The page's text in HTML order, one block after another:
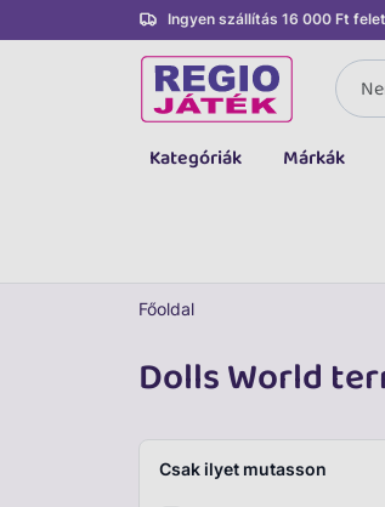
Ingyen szállítás 16 000 Ft
Kategóriák Márkák
Főoldal
Dolls World
Csak ilyet mutasson